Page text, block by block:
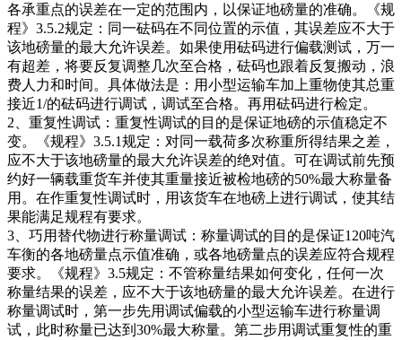
各承重点的误差在一定的范围内，以保证地磅量的准确。《规
程》3.5.2规定：同一砝码在不同位置的示值，其误差应不大于
该地磅量的最大允许误差。如果使用砝码进行偏载测试，万一
有超差，将要反复调整几次至合格，砝码也跟着反复搬动，浪
费人力和时间。具体做法是：用小型运输车加上重物使其总重
接近1/的砝码进行调试，调试至合格。再用砝码进行检定。
2、重复性调试：重复性调试的目的是保证地磅的示值稳定不
变。《规程》3.5.1规定：对同一载荷多次称重所得结果之差，
应不大于该地磅量的最大允许误差的绝对值。可在调试前先预
约好一辆载重货车并使其重量接近被检地磅的50%最大称量备
用。在作重复性调试时，用该货车在地磅上进行调试，使其结
果能满足规程有要求。
3、巧用替代物进行称量调试：称量调试的目的是保证120吨汽
车衡的各地磅量点示值准确，或各地磅量点的误差应符合规程
要求。《规程》3.5规定：不管称量结果如何变化，任何一次
称量结果的误差，应不大于该地磅量的最大允许误差。在进行
称量调试时，第一步先用调试偏载的小型运输车进行称量调
试，此时称量已达到30%最大称量。第二步用调试重复性的重